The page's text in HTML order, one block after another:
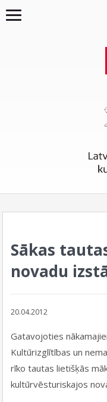
Sākas
novadu
20.04.2012
Gatavojoties
Kultūrizglītības un
rīko tautas lietišķās
kultūrvēsturiskajos